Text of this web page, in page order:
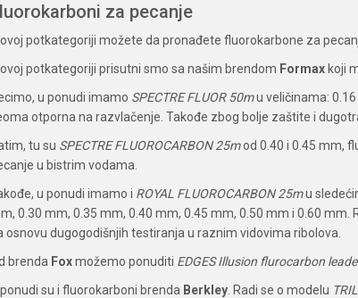
za pecanje
potkategoriji možete da pronađete fluorokarbone za
potkategoriji prisutni smo sa našim brendom Formax koji
u ponudi imamo SPECTRE FLUOR 50mu veličinama:
otporna na razvlačenje. Takođe zbog bolje zaštite i
tu su SPECTRE FLUOROCARBON 25mod 0.40 i 0.45 mm,
u bistrim vodama.
u ponudi imamo i ROYAL FLUOROCARBON 25mu
0.30 mm, 0.35 mm, 0.40 mm, 0.45 mm, 0.50 mm i 0.60
osnovu dugogodišnjih testiranja u raznim vidovima ribolova.
brenda Foxmožemo ponuditi EDGES Illusion flurocarbon
su i fluorokarboni brenda Berkley . Radi se o modelu